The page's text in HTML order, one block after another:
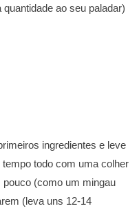
quantidade ao seu paladar)
ingredientes e leve
todo com uma colher
(como um mingau
(leva uns 12-14